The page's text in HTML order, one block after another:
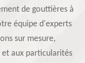
de gouttières à
équipe d'experts
sur mesure,
et aux particularités